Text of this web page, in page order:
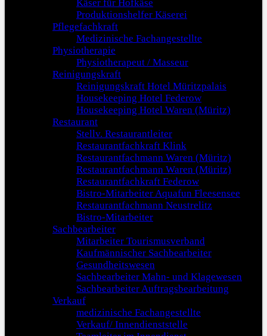
Käser für Hofkäse
Produktionshelfer Käserei
Pflegefachkraft
Medizinische Fachangestellte
Physiotherapie
Physiotherapeut / Masseur
Reinigungskraft
Reinigungskraft Hotel Müritzpalais
Housekeeping Hotel Federow
Housekeeping Hotel Waren (Müritz)
Restaurant
Stellv. Restaurantleiter
Restaurantfachkraft Klink
Restaurantfachmann Waren (Müritz)
Restaurantfachmann Waren (Müritz)
Restaurantfachkraft Federow
Bistro-Mitarbeiter Aquafun Fleesensee
Restaurantfachmann Neustrelitz
Bistro-Mitarbeiter
Sachbearbeiter
Mitarbeiter Tourismusverband
Kaufmännischer Sachbearbeiter
Gesundheitswesen
Sachbearbeiter Mahn- und Klagewesen
Sachbearbeiter Auftragsbearbeitung
Verkauf
medizinische Fachangestellte
Verkauf/ Innendienststelle